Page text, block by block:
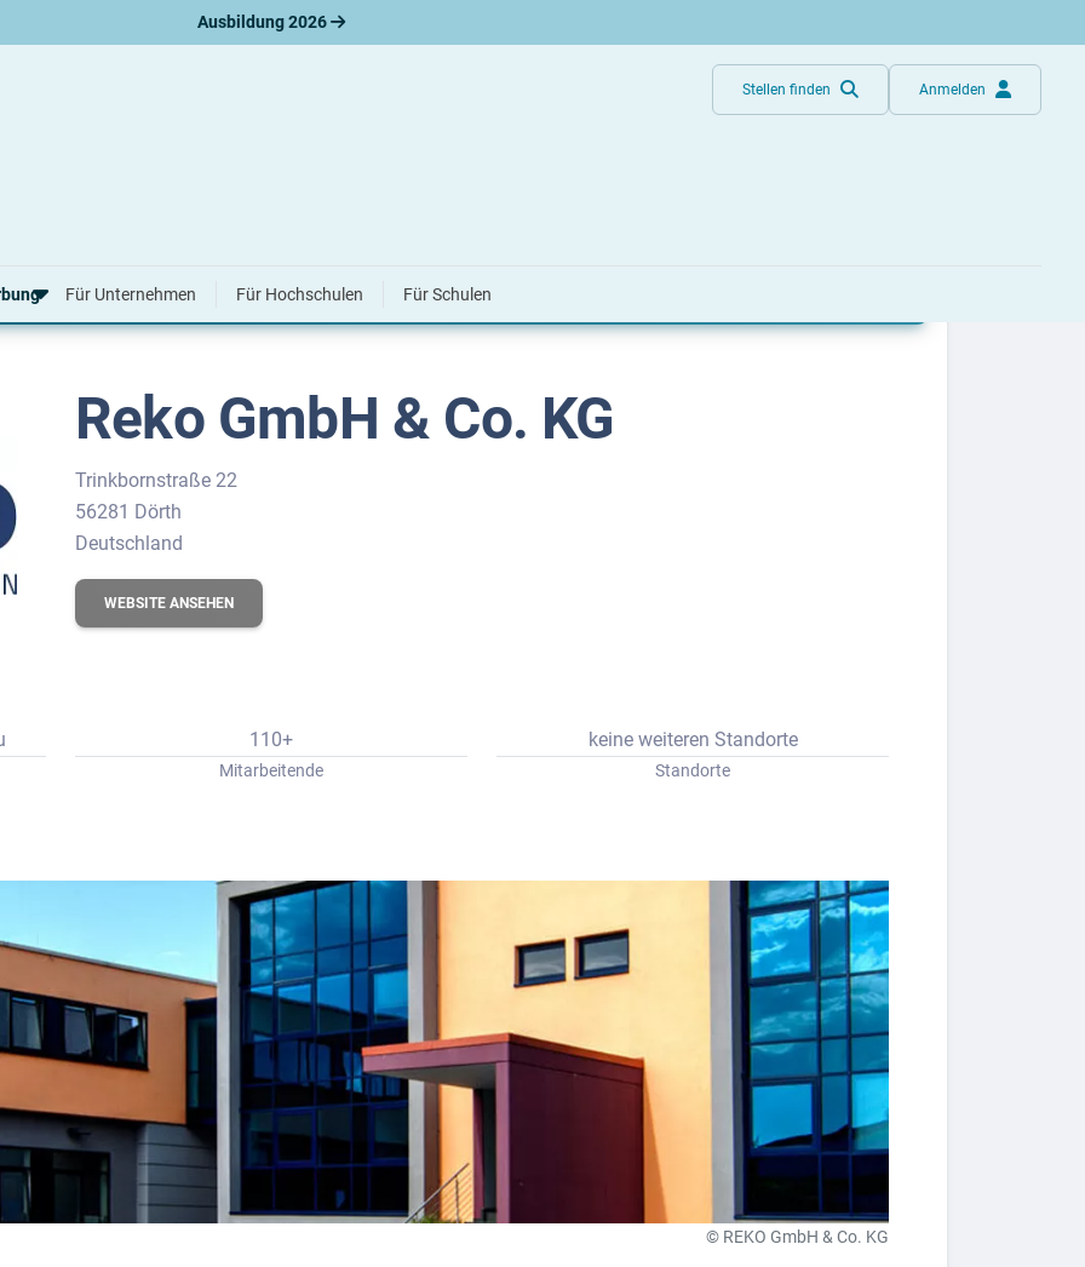
Ausbildung 2026
Stellen finden Anmelden
Bewerbung
Check
Für Unternehmen Für Hochschulen Für Schulen
Reko GmbH & Co. KG
Trinkbornstraße 22
56281 Dörth
Deutschland
WEBSITE ANSEHEN
110+
Mitarbeitende
keine weiteren Standorte
Standorte
© REKO GmbH & Co. KG